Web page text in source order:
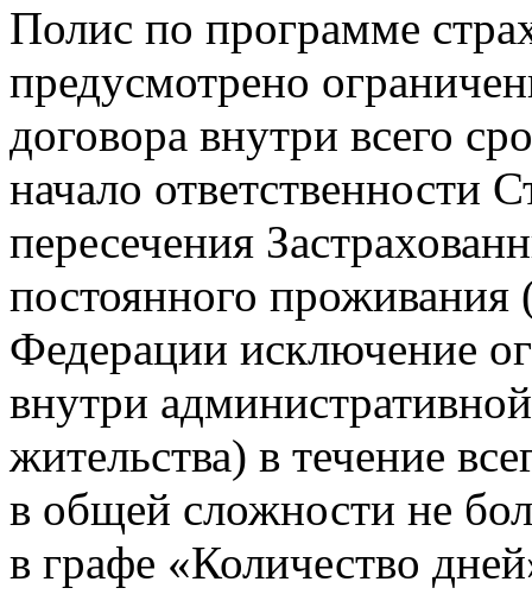
Полис по программе
предусмотрено
договора внутри всего
начало ответственности
пересечения
постоянного проживания
Федерации исключение
внутри
жительства) в течение
в общей сложности не
в графе «Количество